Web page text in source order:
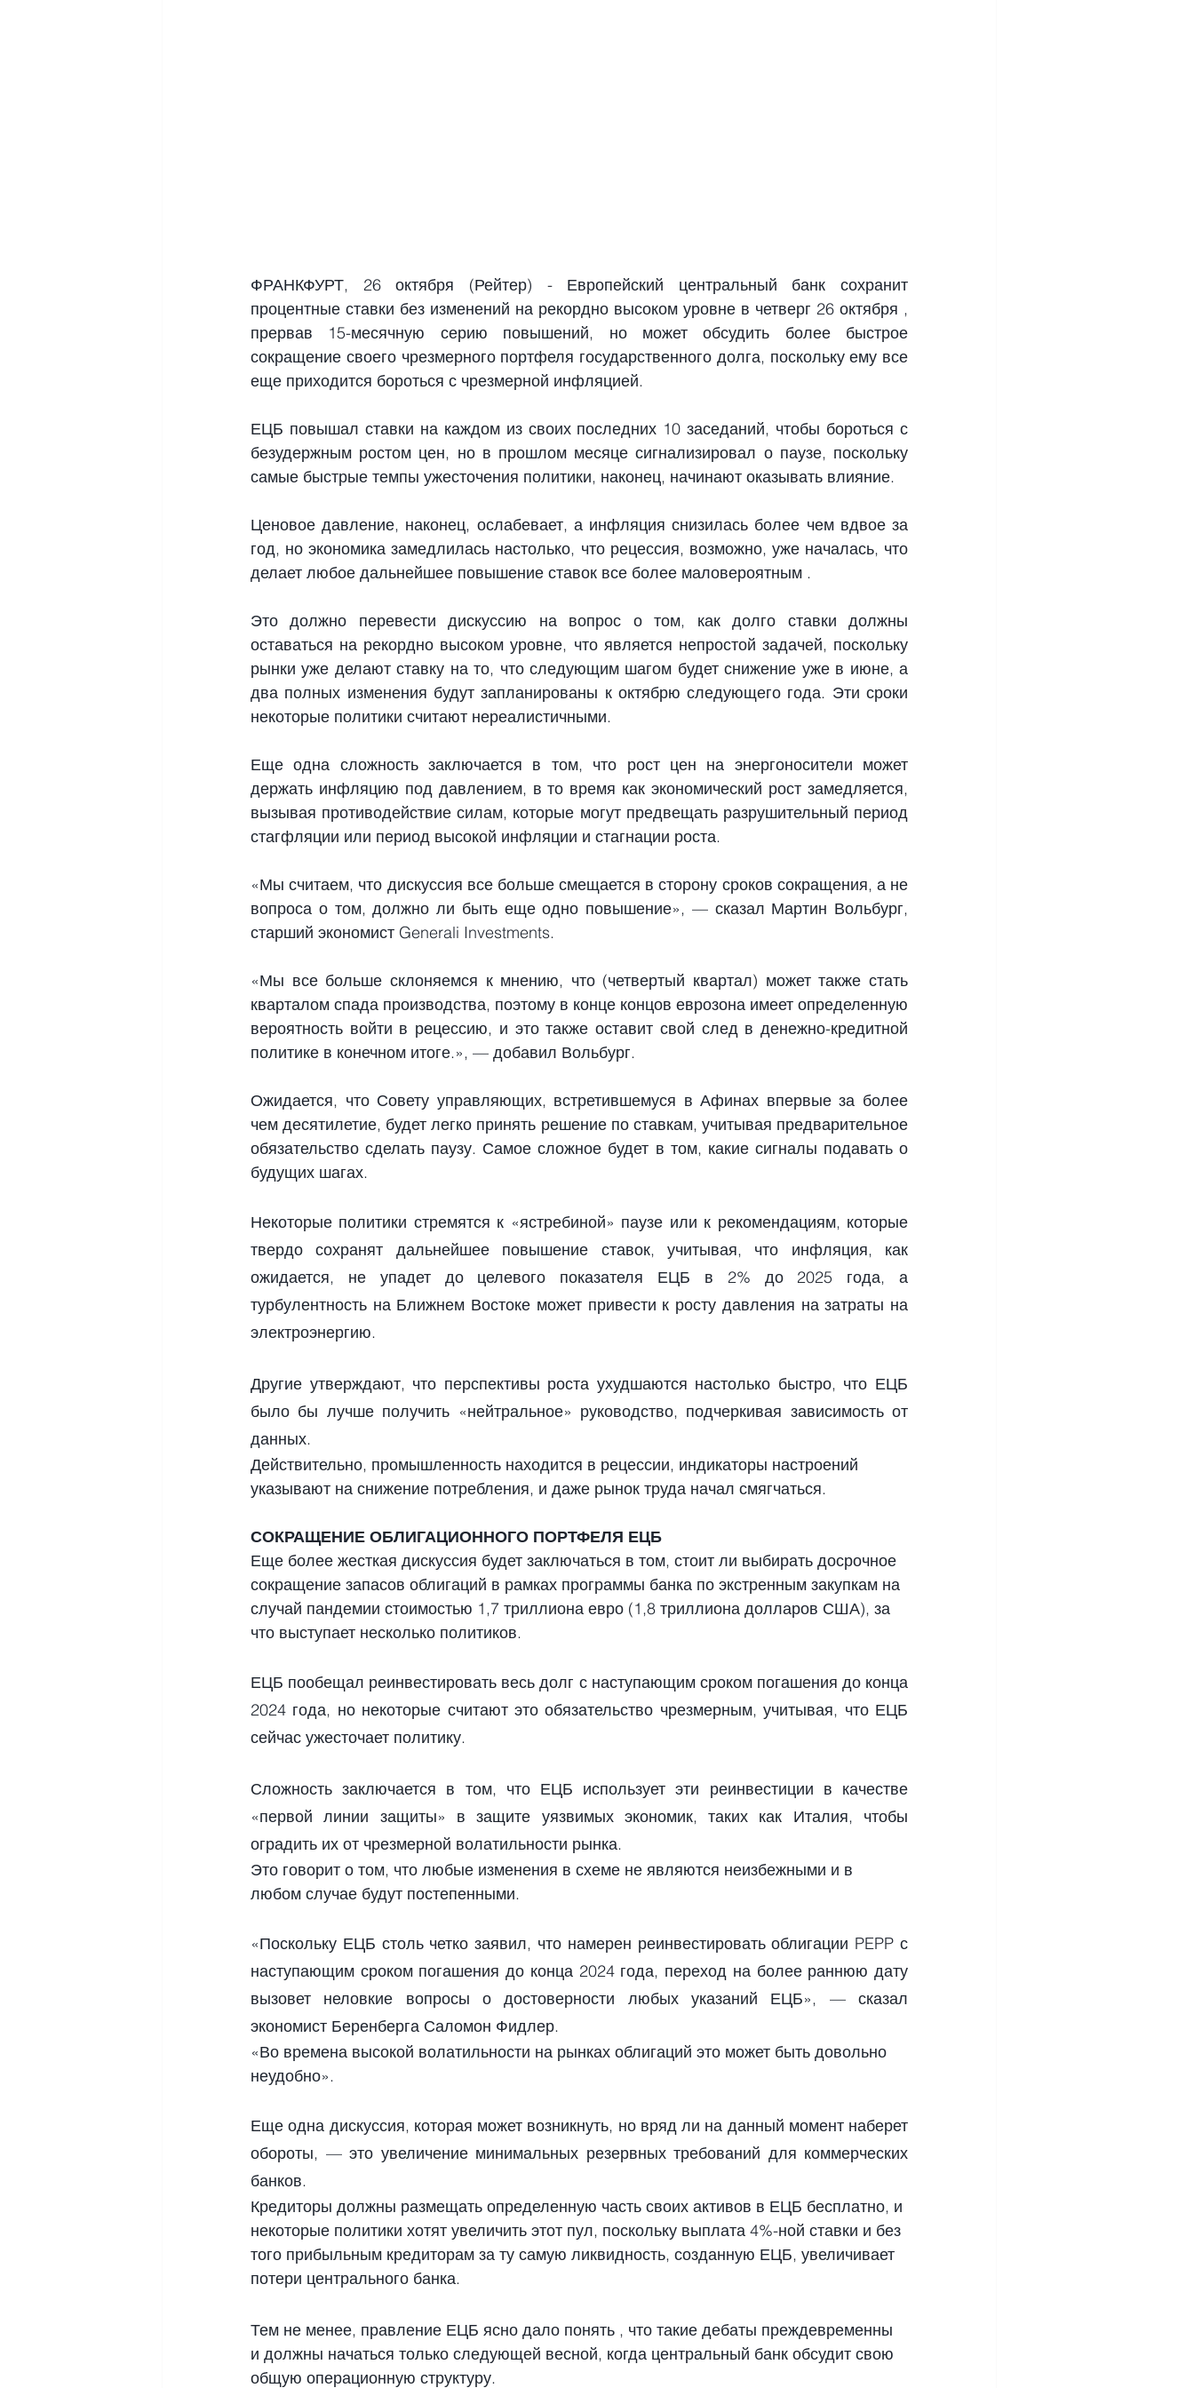
ФРАНКФУРТ, 26 октября (Рейтер) - Европейский центральный банк сохранит
процентные ставки без изменений на рекордно высоком уровне в четверг 26 октября ,
прервав 15-месячную серию повышений, но может обсудить более быстрое
сокращение своего чрезмерного портфеля государственного долга, поскольку ему все
еще приходится бороться с чрезмерной инфляцией.
ЕЦБ повышал ставки на каждом из своих последних 10 заседаний, чтобы бороться с
безудержным ростом цен, но в прошлом месяце сигнализировал о паузе, поскольку
самые быстрые темпы ужесточения политики, наконец, начинают оказывать влияние.
Ценовое давление, наконец, ослабевает, а инфляция снизилась более чем вдвое за
год, но экономика замедлилась настолько, что рецессия, возможно, уже началась, что
делает любое дальнейшее повышение ставок все более маловероятным .
Это должно перевести дискуссию на вопрос о том, как долго ставки должны
оставаться на рекордно высоком уровне, что является непростой задачей, поскольку
рынки уже делают ставку на то, что следующим шагом будет снижение уже в июне, а
два полных изменения будут запланированы к октябрю следующего года. Эти сроки
некоторые политики считают нереалистичными.
Еще одна сложность заключается в том, что рост цен на энергоносители может
держать инфляцию под давлением, в то время как экономический рост замедляется,
вызывая противодействие силам, которые могут предвещать разрушительный период
стагфляции или период высокой инфляции и стагнации роста.
«Мы считаем, что дискуссия все больше смещается в сторону сроков сокращения, а не
вопроса о том, должно ли быть еще одно повышение», — сказал Мартин Вольбург,
старший экономист Generali Investments.
«Мы все больше склоняемся к мнению, что (четвертый квартал) может также стать
кварталом спада производства, поэтому в конце концов еврозона имеет определенную
вероятность войти в рецессию, и это также оставит свой след в денежно-кредитной
политике в конечном итоге.», — добавил Вольбург.
Ожидается, что Совету управляющих, встретившемуся в Афинах впервые за более
чем десятилетие, будет легко принять решение по ставкам, учитывая предварительное
обязательство сделать паузу. Самое сложное будет в том, какие сигналы подавать о
будущих шагах.
Некоторые политики стремятся к «ястребиной» паузе или к рекомендациям, которые
твердо сохранят дальнейшее повышение ставок, учитывая, что инфляция, как
ожидается, не упадет до целевого показателя ЕЦБ в 2% до 2025 года, а
турбулентность на Ближнем Востоке может привести к росту давления на затраты на
электроэнергию.
Другие утверждают, что перспективы роста ухудшаются настолько быстро, что ЕЦБ
было бы лучше получить «нейтральное» руководство, подчеркивая зависимость от
данных.
Действительно, промышленность находится в рецессии, индикаторы настроений
указывают на снижение потребления, и даже рынок труда начал смягчаться.
СОКРАЩЕНИЕ ОБЛИГАЦИОННОГО ПОРТФЕЛЯ ЕЦБ
Еще более жесткая дискуссия будет заключаться в том, стоит ли выбирать досрочное
сокращение запасов облигаций в рамках программы банка по экстренным закупкам на
случай пандемии стоимостью 1,7 триллиона евро (1,8 триллиона долларов США), за
что выступает несколько политиков.
ЕЦБ пообещал реинвестировать весь долг с наступающим сроком погашения до конца
2024 года, но некоторые считают это обязательство чрезмерным, учитывая, что ЕЦБ
сейчас ужесточает политику.
Сложность заключается в том, что ЕЦБ использует эти реинвестиции в качестве
«первой линии защиты» в защите уязвимых экономик, таких как Италия, чтобы
оградить их от чрезмерной волатильности рынка.
Это говорит о том, что любые изменения в схеме не являются неизбежными и в
любом случае будут постепенными.
«Поскольку ЕЦБ столь четко заявил, что намерен реинвестировать облигации PEPP с
наступающим сроком погашения до конца 2024 года, переход на более раннюю дату
вызовет неловкие вопросы о достоверности любых указаний ЕЦБ», — сказал
экономист Беренберга Саломон Фидлер.
«Во времена высокой волатильности на рынках облигаций это может быть довольно
неудобно».
Еще одна дискуссия, которая может возникнуть, но вряд ли на данный момент наберет
обороты, — это увеличение минимальных резервных требований для коммерческих
банков.
Кредиторы должны размещать определенную часть своих активов в ЕЦБ бесплатно, и
некоторые политики хотят увеличить этот пул, поскольку выплата 4%-ной ставки и без
того прибыльным кредиторам за ту самую ликвидность, созданную ЕЦБ, увеличивает
потери центрального банка.
Тем не менее, правление ЕЦБ ясно дало понять , что такие дебаты преждевременны
и должны начаться только следующей весной, когда центральный банк обсудит свою
общую операционную структуру.